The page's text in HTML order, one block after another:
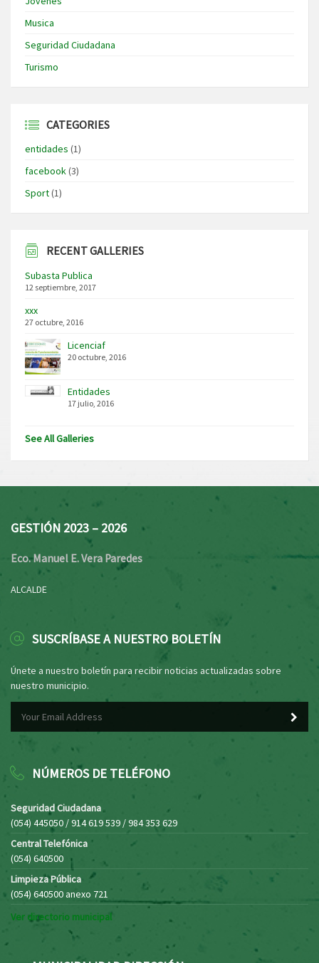
Musica
Seguridad Ciudadana
Turismo
CATEGORIES
entidades (1)
facebook(3)
Sport(1)
RECENT GALLERIES
Subasta Publica
12 septiembre, 2017
xxx
27 octubre, 2016
Licenciaf
20 octubre, 2016
Entidades
17 julio, 2016
See All Galleries
GESTIÓN 2023 – 2026
Eco. Manuel E. Vera Paredes
ALCALDE
SUSCRÍBASE A NUESTRO BOLETÍN
Únete a nuestro boletín para recibir noticias actualizadas sobre
nuestro municipio.
NÚMEROS DE TELÉFONO
Seguridad Ciudadana
(054) 445050 / 914 619 539 / 984 353 629
Central Telefónica
(054) 640500
Limpieza Pública
(054) 640500 anexo 721
Ver directorio municipal